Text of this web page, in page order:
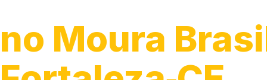
no Moura